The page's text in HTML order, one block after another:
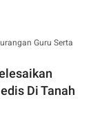
Di Tanah